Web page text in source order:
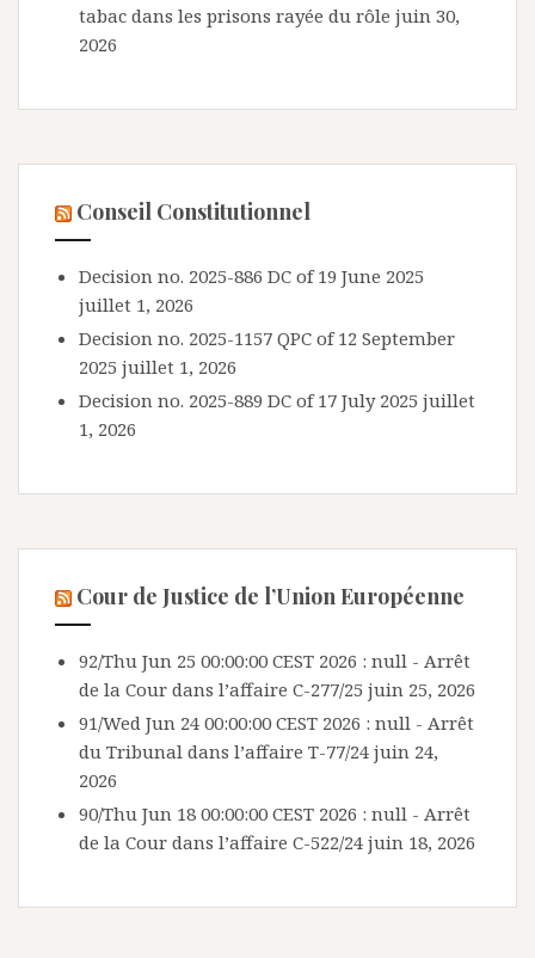
tabac dans les prisons rayée du rôle juin 30,
2026
Conseil Constitutionnel
Decision no. 2025-886 DC of 19 June 2025
juillet 1, 2026
Decision no. 2025-1157 QPC of 12 September
2025 juillet 1, 2026
Decision no. 2025-889 DC of 17 July 2025 juillet
1, 2026
Cour de Justice de l’Union Européenne
92/Thu Jun 25 00:00:00 CEST 2026 : null - Arrêt
de la Cour dans l’affaire C-277/25 juin 25, 2026
91/Wed Jun 24 00:00:00 CEST 2026 : null - Arrêt
du Tribunal dans l’affaire T-77/24 juin 24,
2026
90/Thu Jun 18 00:00:00 CEST 2026 : null - Arrêt
de la Cour dans l’affaire C-522/24 juin 18, 2026